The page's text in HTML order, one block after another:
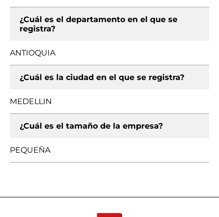
¿Cuál es el departamento en el que se
registra?
ANTIOQUIA
¿Cuál es la ciudad en el que se registra?
MEDELLIN
¿Cuál es el tamaño de la empresa?
PEQUEÑA